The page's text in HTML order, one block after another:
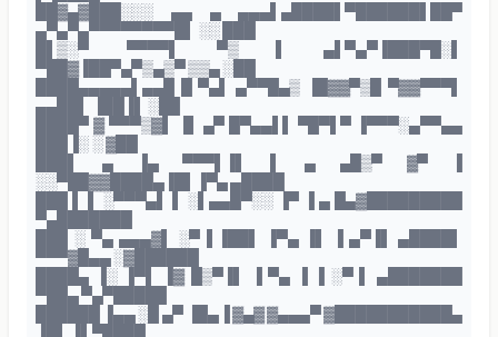
██▓▄▓███░░░ ▄▄ ▄ ▄▄▄▌▄████▌▀██████▌██▀
▄▀▄▀▄▀▀▀▀▀▀▀▀█▌ ░░ ███
█▌▒░▀ ▀▀▀▀▌ ▀▒ ▌ ▄▌▀▄▀▐███▀█░▌
▀██▓▐██▀▄▀▒▄▒▀ ▒▒▄ ░██
████▄▄▄▄▄▌▄▄█ █ ▀▄▌ ▄▀▀█▄▒ ▐█▓▓▀▒█ ▀▓▓▀▀▀▌
▄▄██▌ ▐██▐▌ ░██
████▀ ▓ ▀▀▀▒▓▌ ▐▌ ▄▀ █▀▄▄▌▌ ▀█▀▌▀ ▐▀▀▀░▄▀▀▄▄
███▐░ ░ ▓██
███▌ ▄ ▐▄ ▀▀▀▌▐▌ ▌ ▄ ▄█▒▀ ▓▀ ▐
░░▀██▓▓████▄▐█▌▐▀▄ ▄████
███ ▌ ▌ ░▀▀▀▄▌ ▌ ░▌▄▄█▀░░ ▐▀ ▐ ▄ █▄▓█████████
▀▄███████
███ ░ ▀▄ ▄▄▄▓▌ ░▀ ▌▐██▌ ▐▀▄ ▐▌ ▐ ▄▀▐▌ ▄████▌
▀▀▀▓█▄▄ ░▓██████
████▄ ▐░ ▐▀▌ ▐▓ █▒▀▐▌ ▐ ▀▄ ▐ ▐ ░▀ ▌ ▄███████
▀██▄ ▀▄▀█████
██████ ▐▄▄ ░█ ▄▀ ▐█▄▐ ▓▄▓ ▓▄▄▄▀ ▓███████████▄
▐█▌ ▐▌▀████